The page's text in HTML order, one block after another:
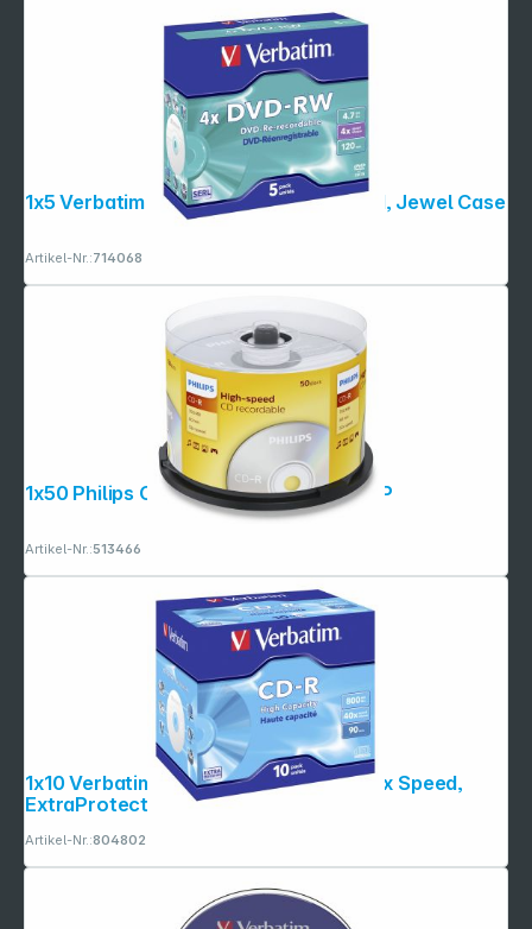
1x5 Verbatim DVD-RW 4,7GB 4x Speed, Jewel Case
Artikel-Nr.:714068
1x50 Philips CD-R 80Min 700MB 52x SP
Artikel-Nr.:513466
1x10 Verbatim CD-R 90 / 800MB JC 48x Speed,
ExtraProtection
Artikel-Nr.:804802